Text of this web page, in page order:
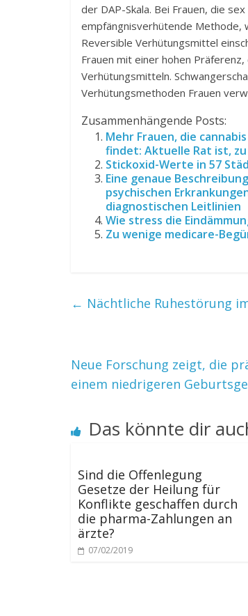
der DAP-Skala. Bei Frauen, die
empfängnisverhütende Methode,
Reversible Verhütungsmittel
Frauen mit einer hohen
Verhütungsmitteln.
Verhütungsmethoden Frauen
Zusammenhängende Posts:
Mehr Frauen, die
findet: Aktuelle Rat ist,
Stickoxid-Werte in 57
Eine genaue
psychischen
diagnostischen Leitlinien
Wie stress die
Zu wenige medicare-
← Nächtliche Ruhestörung
Neue Forschung zeigt, die
einem niedrigeren
Das könnte dir
Sind die Offenlegung
Gesetze der Heilung für
Konflikte geschaffen durch
die pharma-Zahlungen an
ärzte?
07/02/2019